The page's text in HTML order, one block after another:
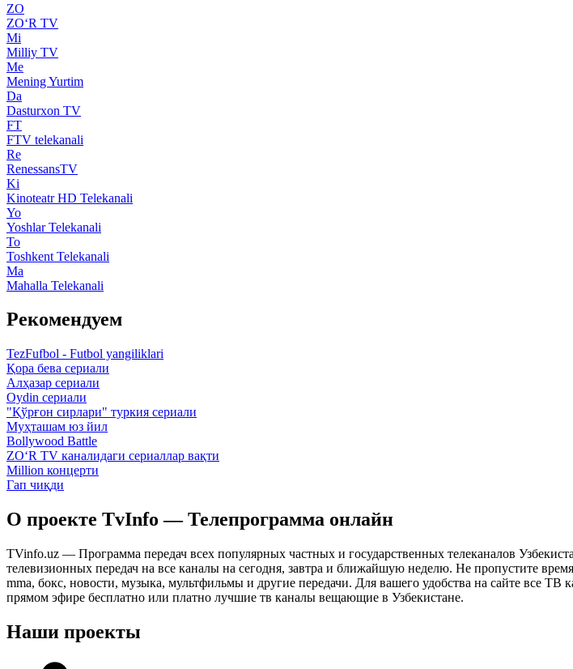
ZO
ZO‘R TV
Mi
Milliy TV
Me
Mening Yurtim
Da
Dasturxon TV
FT
FTV telekanali
Re
RenessansTV
Ki
Kinoteatr HD Telekanali
Yo
Yoshlar Telekanali
To
Toshkent Telekanali
Ma
Mahalla Telekanali
Рекомендуем
TezFufbol - Futbol yangiliklari
Қора бева сериали
Алҳазар сериали
Oydin сериали
"Қўрғон сирлари" туркия сериали
Муҳташам юз йил
Bollywood Battle
ZO‘R TV каналидаги сериаллар вақти
Million концерти
Гап чиқди
О проекте TvInfo — Телепрограмма онлайн
TVinfo.uz — Программа передач всех популярных частных и государственных телеканалов
телевизионных передач на все каналы на сегодня, завтра и ближайшую неделю. Не пропустите
mma, бокс, новости, музыка, мультфильмы и другие передачи. Для вашего удобства на сайте все ТВ
прямом эфире бесплатно или платно лучшие тв каналы вещающие в Узбекистане.
Наши проекты